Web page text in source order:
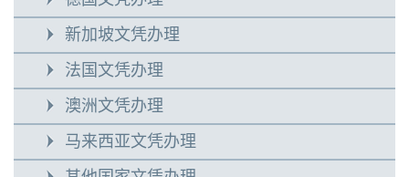
新加坡文凭办理
法国文凭办理
澳洲文凭办理
马来西亚文凭办理